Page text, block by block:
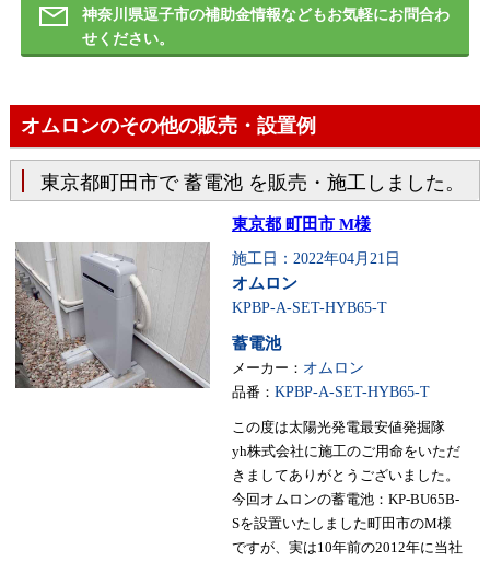
神奈川県逗子市の補助金情報などもお気軽にお問合わ
せください。
オムロンのその他の販売・設置例
東京都町田市で 蓄電池 を販売・施工しました。
東京都 町田市 M様
施工日：2022年04月21日
オムロン
KPBP-A-SET-HYB65-T
蓄電池
メーカー： オムロン
品番： KPBP-A-SET-HYB65-T
この度は太陽光発電最安値発掘隊
yh株式会社に施工のご用命をいただ
きましてありがとうございました。
今回オムロンの蓄電池：KP-BU65B-
Sを設置いたしました町田市のM様
ですが、実は10年前の2012年に当社